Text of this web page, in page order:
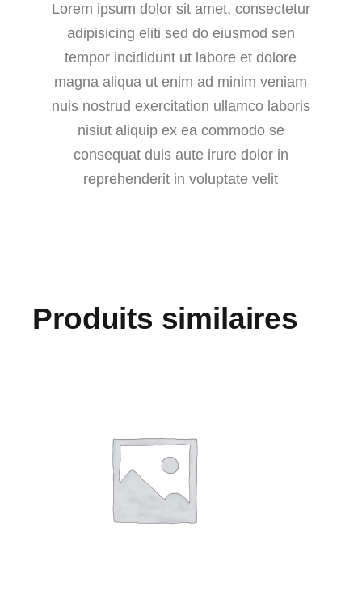
Lorem ipsum dolor sit amet, consectetur
adipisicing eliti sed do eiusmod sen
tempor incididunt ut labore et dolore
magna aliqua ut enim ad minim veniam
nuis nostrud exercitation ullamco laboris
nisiut aliquip ex ea commodo se
consequat duis aute irure dolor in
reprehenderit in voluptate velit
Produits similaires